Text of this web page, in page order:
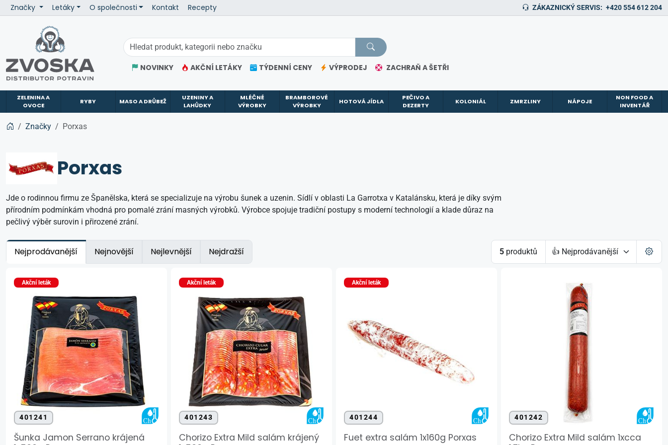
Značky Letáky O společnosti Kontakt Recepty ZÁKAZNICKÝ SERVIS: +420 554 612 204
NOVINKY AKČNÍ LETÁKY TÝDENNÍ CENY VÝPRODEJ ZACHRAŇ A ŠETŘI
ZELENINA A
OVOCE
RYBY MASO A DRŮBEŽ
UZENINY A
LAHŮDKY
MLÉČNÉ
VÝROBKY
BRAMBOROVÉ
VÝROBKY
HOTOVÁ JÍDLA
PEČIVO A
DEZERTY
KOLONIÁL ZMRZLINY NÁPOJE
NON FOOD A
INVENTÁŘ
Značky Porxas
Porxas
Jde o rodinnou firmu ze Španělska, která se specializuje na výrobu šunek a uzenin. Sídlí v oblasti La Garrotxa v Katalánsku, která je díky svým
přírodním podmínkám vhodná pro pomalé zrání masných výrobků. Výrobce spojuje tradiční postupy s moderní technologií a klade důraz na
pečlivý výběr surovin i přirozené zrání.
Nejprodávanější Nejnovější Nejlevnější Nejdražší 5 produktů
Akční leták
401241
Šunka Jamon Serrano krájená
Akční leták
401243
Chorizo Extra Mild salám krájený
Akční leták
401244
Fuet extra salám 1x160g Porxas
401242
Chorizo Extra Mild salám 1xcca